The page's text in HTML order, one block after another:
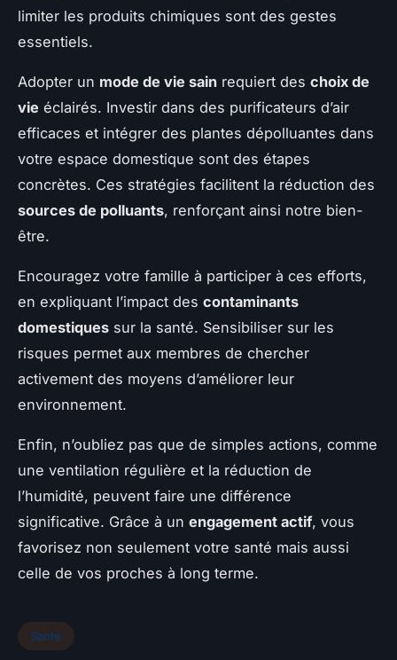
limiter les produits chimiques sont des gestes
essentiels.
Adopter un mode de vie sain requiert des choix de
vie éclairés. Investir dans des purificateurs d’air
efficaces et intégrer des plantes dépolluantes dans
votre espace domestique sont des étapes
concrètes. Ces stratégies facilitent la réduction des
sources de polluants, renforçant ainsi notre bien-
être.
Encouragez votre famille à participer à ces efforts,
en expliquant l’impact des contaminants
domestiques sur la santé. Sensibiliser sur les
risques permet aux membres de chercher
activement des moyens d’améliorer leur
environnement.
Enfin, n’oubliez pas que de simples actions, comme
une ventilation régulière et la réduction de
l’humidité, peuvent faire une différence
significative. Grâce à un engagement actif, vous
favorisez non seulement votre santé mais aussi
celle de vos proches à long terme.
Sante